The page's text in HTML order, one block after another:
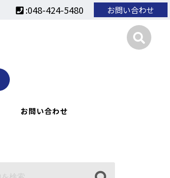
お問い合わせ
:048-424-5480
お問い合わせ